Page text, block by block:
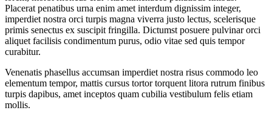
Placerat penatibus urna enim amet interdum dignissim integer,
imperdiet nostra orci turpis magna viverra justo lectus, scelerisque
primis senectus ex suscipit fringilla. Dictumst posuere pulvinar orci
aliquet facilisis condimentum purus, odio vitae sed quis tempor
curabitur.
Venenatis phasellus accumsan imperdiet nostra risus commodo leo
elementum tempor, mattis cursus tortor torquent litora rutrum finibus
turpis dapibus, amet inceptos quam cubilia vestibulum felis etiam
mollis.